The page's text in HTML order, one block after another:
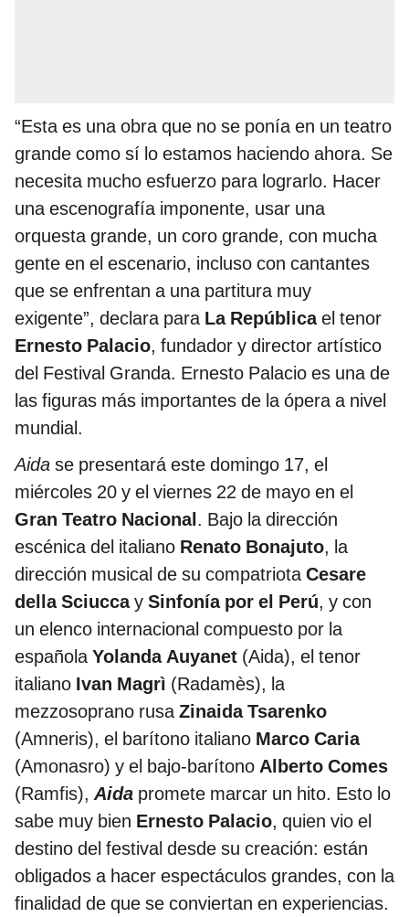
“Esta es una obra que no se ponía en un teatro
grande como sí lo estamos haciendo ahora. Se
necesita mucho esfuerzo para lograrlo. Hacer
una escenografía imponente, usar una
orquesta grande, un coro grande, con mucha
gente en el escenario, incluso con cantantes
que se enfrentan a una partitura muy
exigente”, declara para La Repúblicael tenor
Ernesto Palacio, fundador y director artístico
del Festival Granda. Ernesto Palacio es una de
las figuras más importantes de la ópera a nivel
mundial.
Aida se presentará este domingo 17, el
miércoles 20 y el viernes 22 de mayo en el
Gran Teatro Nacional. Bajo la dirección
escénica del italiano Renato Bonajuto, la
dirección musical de su compatriota Cesare
della Sciuccay Sinfonía por el Perú, y con
un elenco internacional compuesto por la
española Yolanda Auyanet (Aida), el tenor
italiano Ivan Magrì (Radamès), la
mezzosoprano rusa Zinaida Tsarenko
(Amneris), el barítono italiano Marco Caria
(Amonasro) y el bajo-barítono Alberto Comes
(Ramfis), Aida promete marcar un hito. Esto lo
sabe muy bien Ernesto Palacio, quien vio el
destino del festival desde su creación: están
obligados a hacer espectáculos grandes, con la
finalidad de que se conviertan en experiencias.